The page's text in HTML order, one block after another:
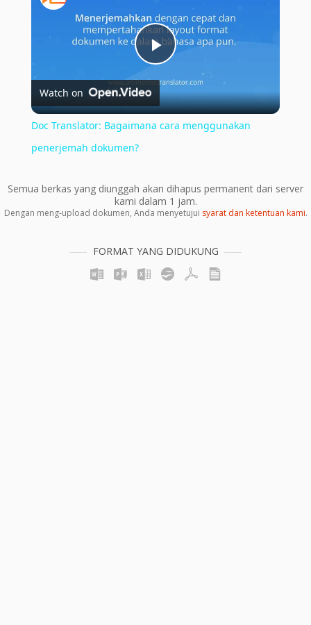
Play
Video
Watch on
Doc Translator: Bagaimana cara menggunakan
penerjemah dokumen?
Semua berkas yang diunggah akan dihapus permanent dari server
kami dalam 1 jam.
Dengan meng-upload dokumen, Anda menyetujui syarat dan ketentuan kami.
FORMAT YANG DIDUKUNG